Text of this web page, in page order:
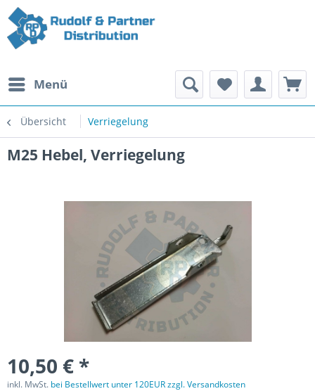
Menü
Übersicht Verriegelung
M25 Hebel, Verriegelung
10,50 € *
inkl. MwSt. bei Bestellwert unter 120EUR zzgl. Versandkosten